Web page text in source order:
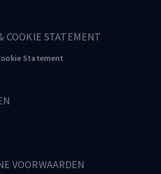
COOKIE STATEMENT
Statement
VOORWAARDEN